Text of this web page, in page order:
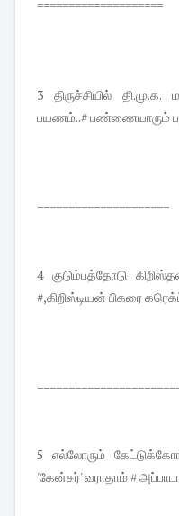
====================
3 திருச்சியில் தி.மு.க.
பயணம்..# பண்ணையாரும்
=====================
4 குடும்பத்தோடு
#,கிறிஸ்டியன் பிகரை
5 எல்லோரும்
'கேன்சர்' வராதாம் #